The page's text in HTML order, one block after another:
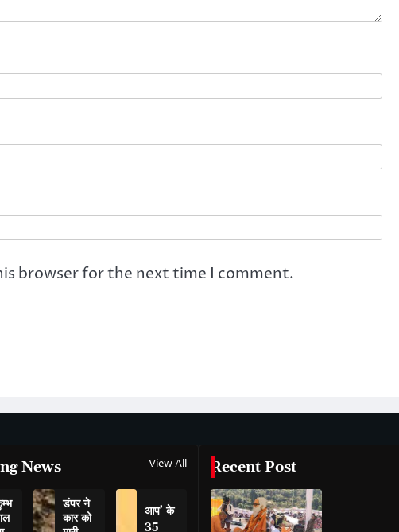
browser for the next time I comment.
News View All
डंपर ने
कार को
आप’ के
35
Recent Post